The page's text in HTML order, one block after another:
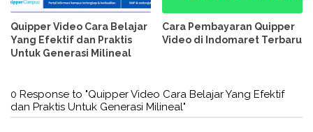
Quipper Video Cara Belajar
Yang Efektif dan Praktis
Untuk Generasi Milineal
Cara Pembayaran Quipper
Video di Indomaret Terbaru
0 Response to "Quipper Video Cara Belajar Yang Efektif
dan Praktis Untuk Generasi Milineal"